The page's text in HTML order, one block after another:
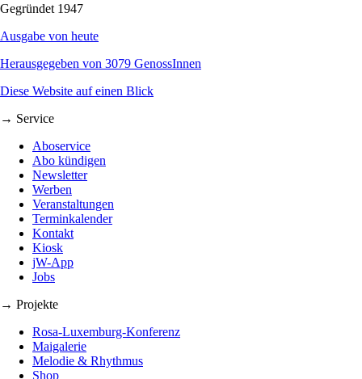
Gegründet 1947
Ausgabe von heute
Herausgegeben von 3079 GenossInnen
Diese Website auf einen Blick
→ Service
Aboservice
Abo kündigen
Newsletter
Werben
Veranstaltungen
Terminkalender
Kontakt
Kiosk
jW-App
Jobs
→ Projekte
Rosa-Luxemburg-Konferenz
Maigalerie
Melodie & Rhythmus
Shop